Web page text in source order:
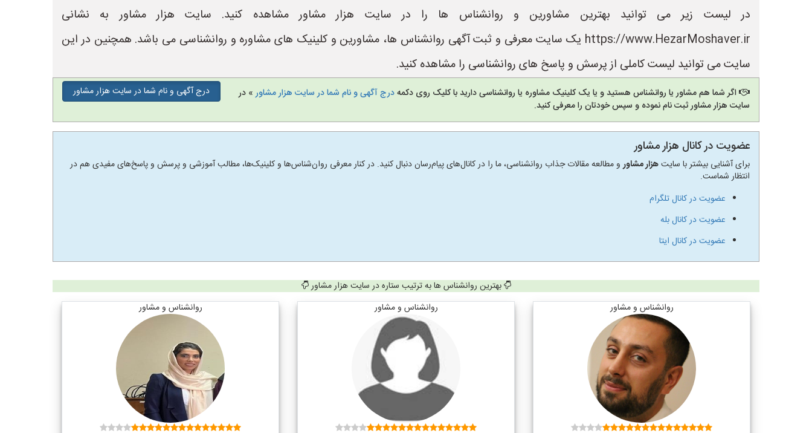
در لیست زیر می توانید بهترین مشاورین و روانشناس ها را در سایت هزار مشاور مشاهده کنید. سایت هزار مشاور به نشانی
https://www.HezarMoshaver.ir یک سایت معرفی و ثبت آگهی روانشناس ها، مشاورین و کلینیک های مشاوره و روانشناسی می باشد. همچنین در این
سایت می توانید لیست کاملی از پرسش و پاسخ های روانشناسی را مشاهده کنید.
اگر شما هم مشاور یا روانشناس هستید و یا یک کلینیک مشاوره یا روانشناسی دارید با کلیک روی دکمهدرج آگهی و نام شما در سایت هزار مشاور» در
سایت هزار مشاور ثبت نام نموده و سپس خودتان را معرفی کنید.
درج آگهی و نام شما در سایت هزار مشاور
عضویت در کانال هزار مشاور
برای آشنایی بیشتر با سایتهزار مشاورو مطالعه مقالات جذاب روانشناسی، ما را در کانال‌های پیام‌رسان دنبال کنید. در کنار معرفی روان‌شناس‌ها و کلینیک‌ها، مطالب آموزشی و پرسش و پاسخ‌های مفیدی هم در
انتظار شماست.
عضویت در کانال تلگرام
عضویت در کانال بله
عضویت در کانال ایتا
بهترین روانشناس ها به ترتیب ستاره در سایت هزار مشاور
روانشناس و مشاور
روانشناس و مشاور روانشناس و مشاور